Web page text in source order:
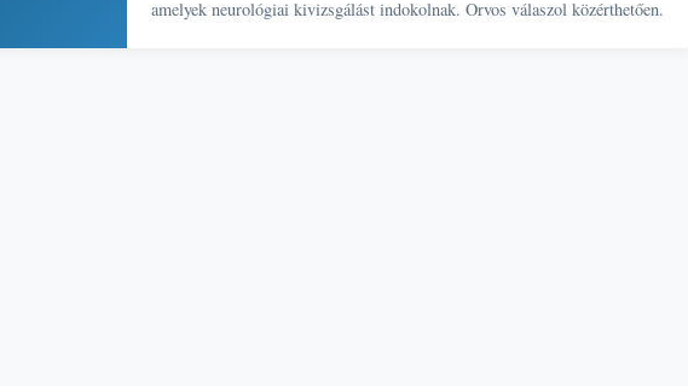
amelyek neurológiai kivizsgálást indokolnak. Orvos válaszol közérthetően.